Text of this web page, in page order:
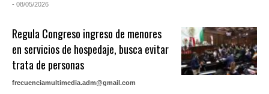
- 08/05/2026
Regula Congreso ingreso de menores
en servicios de hospedaje, busca evitar
trata de personas
frecuenciamultimedia.adm@gmail.com